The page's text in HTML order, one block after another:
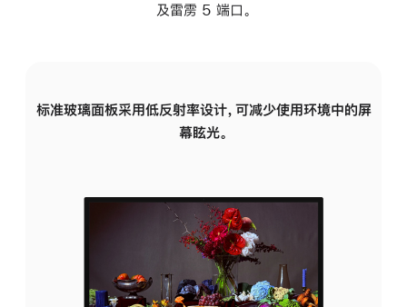
及雷雳 5 端口。
标准玻璃面板采用低反射率设计，可减少使用环境中的屏
幕眩光。